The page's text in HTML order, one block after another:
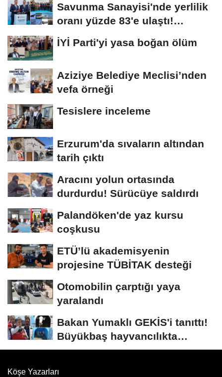
Savunma Sanayisi'nde yerlilik
oranı yüzde 83'e ulaştı!
Erzurum da...
İYİ Parti'yi yasa boğan ölüm
Aziziye Belediye Meclisi’nden
vefa örneği
Tesislere inceleme
Erzurum'da sıvaların altından
tarih çıktı
Aracını yolun ortasında
durdurdu! Sürücüye saldırdı
Palandöken'de yaz kursu
coşkusu
ETÜ’lü akademisyenin
projesine TÜBİTAK desteği
Otomobilin çarptığı yaya
yaralandı
Bakan Yumaklı GEKİS'i tanıttı!
Büyükbaş hayvancılıkta
"dijital...
Köşe Yazarları